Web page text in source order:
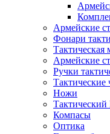
Армейские
Фонари
Тактическая
Армейские
Ручки
Тактические
Ножи
Компасы
Оптика